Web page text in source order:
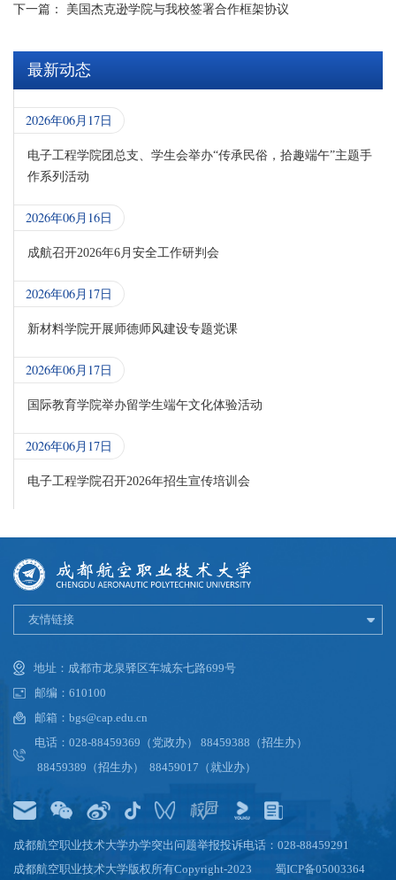
下一篇： 美国杰克逊学院与我校签署合作框架协议
最新动态
2026年06月17日
电子工程学院团总支、学生会举办“传承民俗，拾趣端午”主题手
作系列活动
2026年06月16日
成航召开2026年6月安全工作研判会
2026年06月17日
新材料学院开展师德师风建设专题党课
2026年06月17日
国际教育学院举办留学生端午文化体验活动
2026年06月17日
电子工程学院召开2026年招生宣传培训会
友情链接
地址：成都市龙泉驿区车城东七路699号
邮编：610100
邮箱：bgs@cap.edu.cn
电话：028-88459369（党政办） 88459388（招生办）
88459389（招生办） 88459017（就业办）
成都航空职业技术大学办学突出问题举报投诉电话：028-88459291
成都航空职业技术大学版权所有Copyright-2023 蜀ICP备05003364